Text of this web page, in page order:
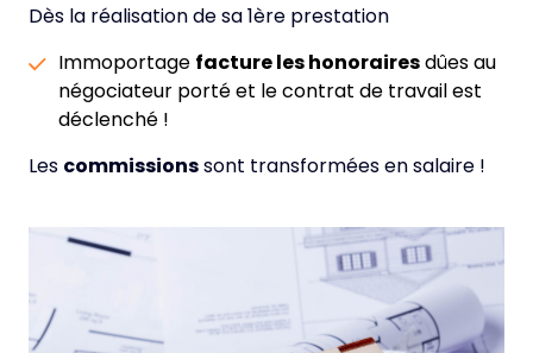
Dès la réalisation de sa 1ère prestation
Immoportage facture les honorairesdûes au
négociateur porté et le contrat de travail est
déclenché !
Les commissionssont transformées en salaire !